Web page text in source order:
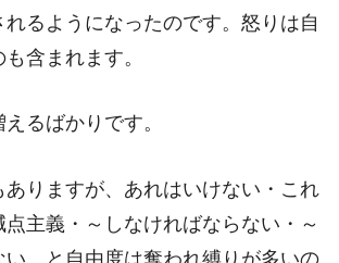
るようになったのです。怒りは自
含まれます。
るばかりです。
りますが、あれはいけない・これ
点主義・～しなければならない・～